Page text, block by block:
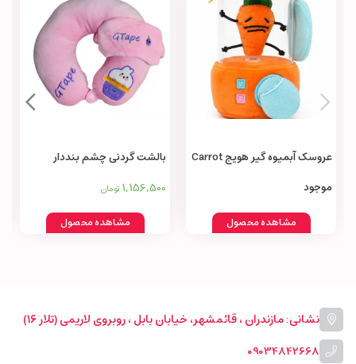
عروسک آبمیوه‌ گیر هویج Carrot
موجود
مشاهده محصول
بالشت گردنی چشم بنددار
1,156,500 تومان
مشاهده محصول
نشانی: مازندران ، قائمشهر، خیابان بابل ، روبروی لاریمی (تلار ۱۶)
09034842668